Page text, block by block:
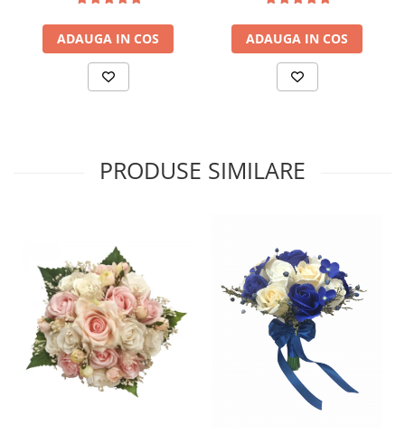
ADAUGA IN COS ADAUGA IN COS
PRODUSE SIMILARE